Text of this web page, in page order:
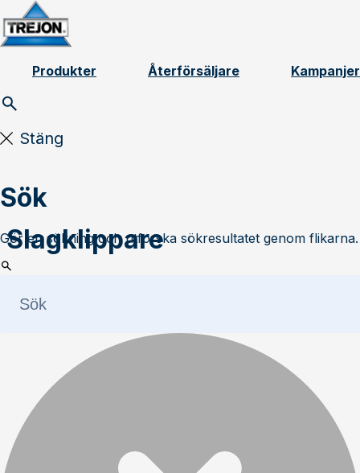
Skip to content
Produkter Återförsäljare Kampanjer
Stäng
Sök
Gör en sökning och utforska sökresultatet genom flikarna.
Slagklippare
Hurricane H40-120, H40-150, H40-180 Swe